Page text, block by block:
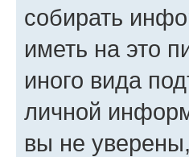
собирать
иметь на это
иного вида
личной
вы не